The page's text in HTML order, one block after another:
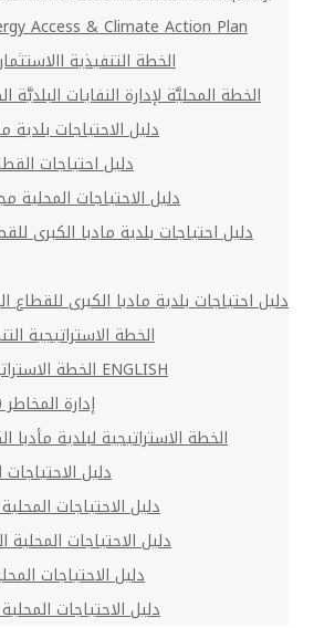
Access & Climate Action Plan
الخطة التنفيذية االاستثمارية 2021
الخطة المحليَّة لإدارة النفايات البلديَّة الصلبة
دليل الاحتياجات بلدية
دليل احتياجات
دليل الاحتياجات
دليل احتياجات بلدية مادبا الكبرى
دليل احتياجات بلدية مادبا الكبرى للقطاع
الخطة الاستراتيجية التنموية
الخطة الاستراتيجية 2019-2021 ENGLISH
إدارة المخاطر 2020 بلدية مادبا
الخطة الاستراتيجية لبلدية مأدبا الكبرى
دليل
دليل الاحتياجات
دليل الاحتياجات المحلية
دليل الاحتياجات
دليل الاحتياجات